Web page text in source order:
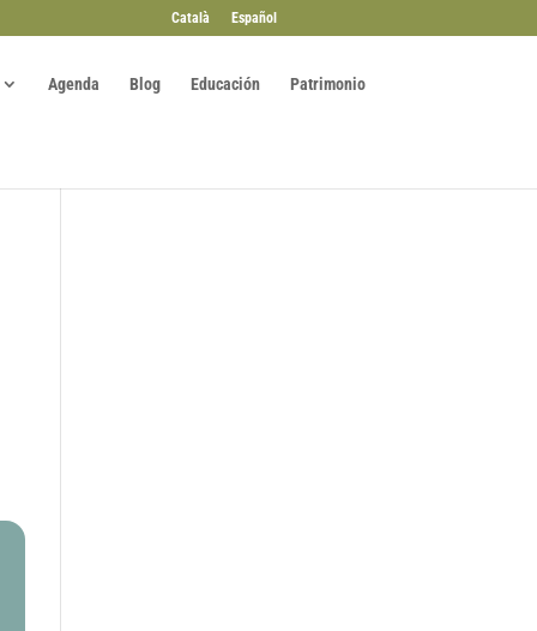
Català Español
Agenda Blog Educación Patrimonio